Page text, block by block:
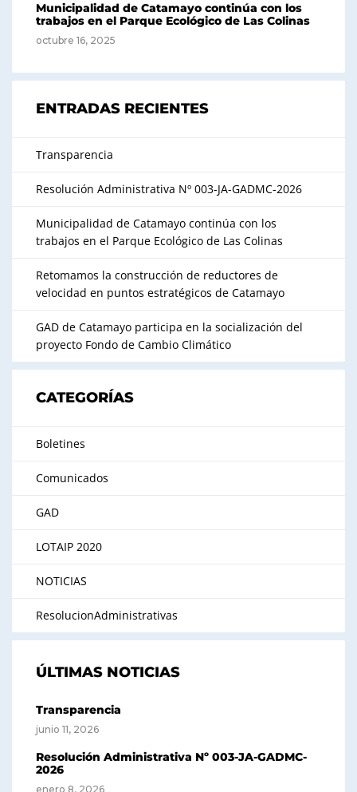
Municipalidad de Catamayo continúa con los
trabajos en el Parque Ecológico de Las Colinas
octubre 16, 2025
ENTRADAS RECIENTES
Transparencia
Resolución Administrativa Nº 003-JA-GADMC-2026
Municipalidad de Catamayo continúa con los
trabajos en el Parque Ecológico de Las Colinas
Retomamos la construcción de reductores de
velocidad en puntos estratégicos de Catamayo
GAD de Catamayo participa en la socialización del
proyecto Fondo de Cambio Climático
CATEGORÍAS
Boletines
Comunicados
GAD
LOTAIP 2020
NOTICIAS
ResolucionAdministrativas
ÚLTIMAS NOTICIAS
Transparencia
junio 11, 2026
Resolución Administrativa Nº 003-JA-GADMC-
2026
enero 8, 2026